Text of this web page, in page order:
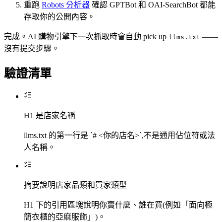
重跑 Robots 分析器 確認 GPTBot 和 OAI-SearchBot 都能
存取你的公開內容。
完成。AI 購物引擎下一次抓取時會自動 pick up llms.txt ——
沒有提交步驟。
驗證清單
H1 是店家名稱
llms.txt 的第一行是 `# <你的店名>`,不是通用佔位符或法
人名稱。
摘要說明店家品類和買家類型
H1 下的引用區塊說明你賣什麼、誰在買(例如「面向極
簡衣櫃的亞麻服飾」)。